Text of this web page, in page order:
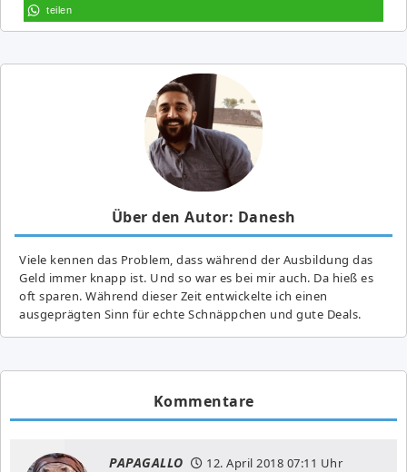
teilen
Über den Autor: Danesh
Viele kennen das Problem, dass während der Ausbildung das
Geld immer knapp ist. Und so war es bei mir auch. Da hieß es
oft sparen. Während dieser Zeit entwickelte ich einen
ausgeprägten Sinn für echte Schnäppchen und gute Deals.
Kommentare
PAPAGALLO 12. April 2018 07:11 Uhr